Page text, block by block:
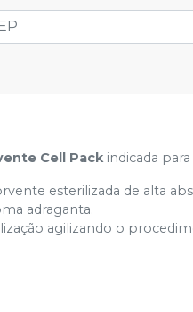
Cell Packindicada
esterilizada de alta
adraganta.
agilizando o